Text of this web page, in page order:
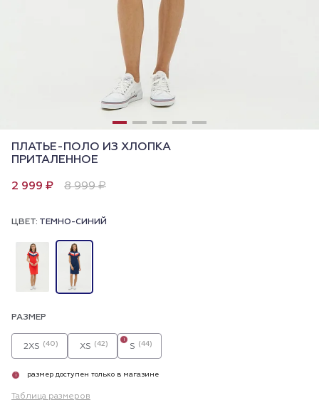
ПЛАТЬЕ-ПОЛО ИЗ ХЛОПКА
ПРИТАЛЕННОЕ
2 999 ₽ 8 999 ₽
ЦВЕТ: ТЕМНО-СИНИЙ
РАЗМЕР
2XS (40) XS (42) S (44)
i
i размер доступен только в магазине
Таблица размеров